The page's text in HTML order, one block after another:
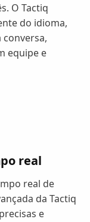
O Tactiq
do idioma,
equipe e
real
real de
da Tactiq
e